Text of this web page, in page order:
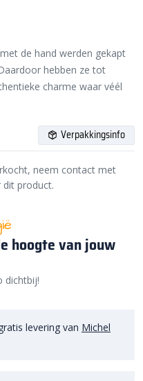
de hand werden gekapt
hebben ze tot
charme waar véél
Verpakkingsinfo
neem contact met
product.
hoogte van jouw
dichtbij!
levering van Michel